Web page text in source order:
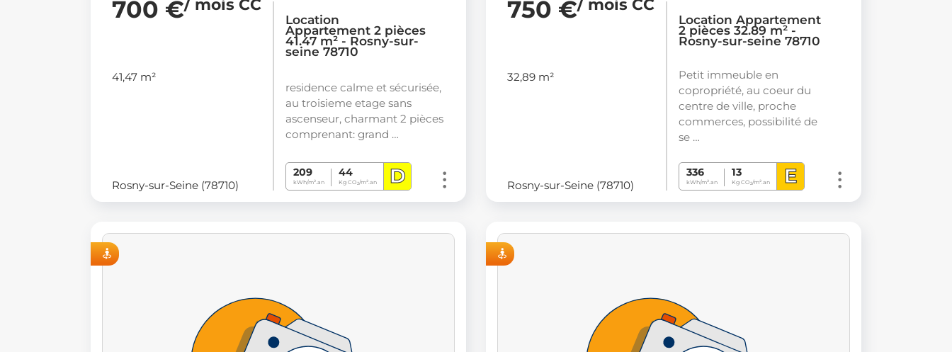
700 €/ mois CC
41,47 m²
Rosny-sur-Seine (78710)
Location
Appartement 2 pièces
41.47 m² - Rosny-sur-
seine 78710
residence calme et sécurisée,
au troisieme etage sans
ascenseur, charmant 2 pièces
comprenant: grand …
209
kWh/m².an
44
Kg CO2/m².an D
750 €/ mois CC
32,89 m²
Rosny-sur-Seine (78710)
Location Appartement
2 pièces 32.89 m² -
Rosny-sur-seine 78710
Petit immeuble en
copropriété, au coeur du
centre de ville, proche
commerces, possibilité de
se …
336
kWh/m².an
13
Kg CO2/m².an E